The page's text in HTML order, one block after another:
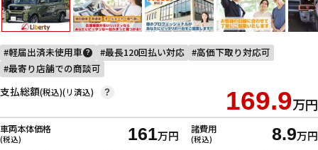
軽届出済未使用車 ? 最長120回払い対応
高価下取り対応可
最寄り店舗での商談可
支払総額(税込)(リ済込) 169.9万円
?
車両本体価格
(税込) 161万円 諸費用
(税込) 8.9万円